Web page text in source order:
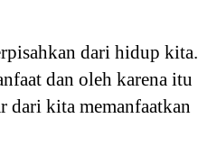
dari hidup kita.
dan oleh karena itu
dari kita memanfaatkan